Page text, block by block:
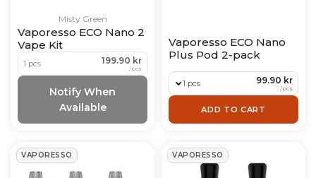
Misty Green
Vaporesso ECO Nano 2
Vape Kit
1 pcs 199.90 kr
/pcs
Notify When
Available
Vaporesso ECO Nano
Plus Pod 2-pack
1 pcs 99.90 kr
/pcs
ADD TO CART
VAPORESSO VAPORESSO